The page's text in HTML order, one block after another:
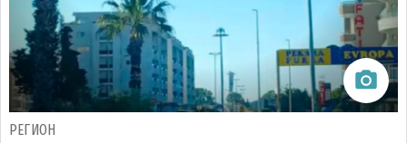
РЕГИОН